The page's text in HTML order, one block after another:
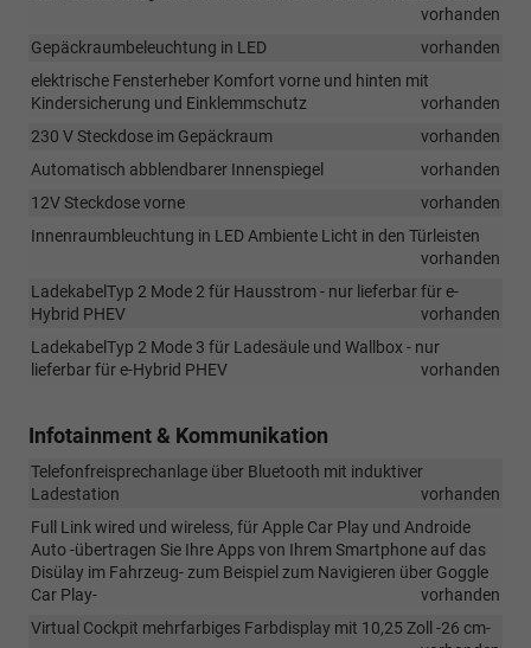
vorhanden
Gepäckraumbeleuchtung in LED
vorhanden
elektrische Fensterheber Komfort vorne und hinten mit
Kindersicherung und Einklemmschutz
vorhanden
230 V Steckdose im Gepäckraum
vorhanden
Automatisch abblendbarer Innenspiegel
vorhanden
12V Steckdose vorne
vorhanden
Innenraumbleuchtung in LED Ambiente Licht in den Türleisten
vorhanden
LadekabelTyp 2 Mode 2 für Hausstrom - nur lieferbar für e-
Hybrid PHEV
vorhanden
LadekabelTyp 2 Mode 3 für Ladesäule und Wallbox - nur
lieferbar für e-Hybrid PHEV
vorhanden
Infotainment & Kommunikation
Telefonfreisprechanlage über Bluetooth mit induktiver
Ladestation
vorhanden
Full Link wired und wireless, für Apple Car Play und Androide
Auto -übertragen Sie Ihre Apps von Ihrem Smartphone auf das
Disülay im Fahrzeug- zum Beispiel zum Navigieren über Goggle
Car Play-
vorhanden
Virtual Cockpit mehrfarbiges Farbdisplay mit 10,25 Zoll -26 cm-